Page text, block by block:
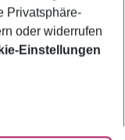
Privatsphäre-
oder widerrufen
Einstellungen